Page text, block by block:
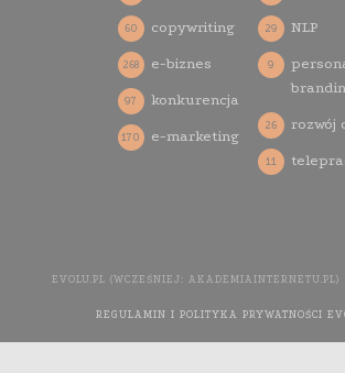
copywriting
60
e-biznes
268
konkurencja
97
e-marketing
170
NLP
29
9
rozwój
26
11
EVOLU.PL (WCZEŚNIEJ:
REGULAMIN I POLITYKA PRYWATNOŚCI